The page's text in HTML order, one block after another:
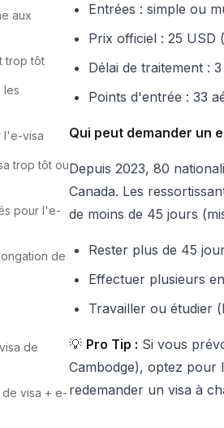
aux
trop tôt
les
l'e-visa
trop tôt ou
pour l'e-
de
de
de visa + e-
Entrées : simple ou
Prix officiel : 25 USD
Délai de traitement :
Points d'entrée : 33
Qui peut demander un
Depuis 2023, 80
Canada. Les
de moins de 45 jours
Rester plus de 45
Effectuer plusieurs
Travailler ou étudier
💡 Pro Tip : Si vous
Cambodge), optez pour
redemander un visa à